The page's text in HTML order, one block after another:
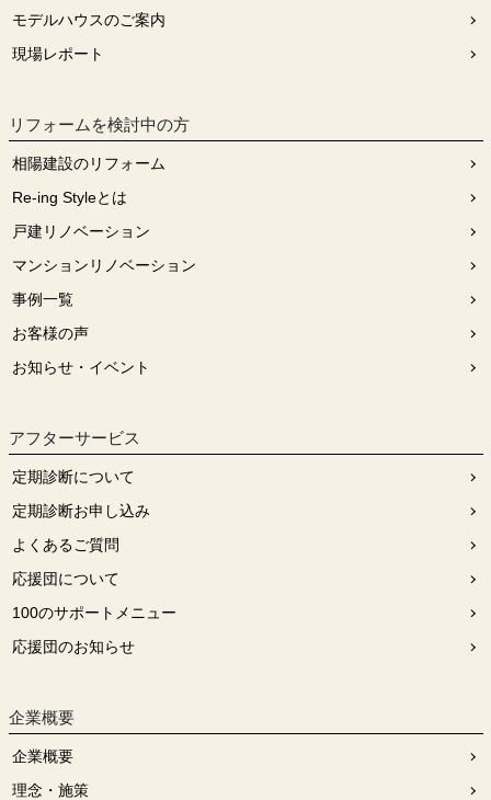
モデルハウスのご案内
現場レポート
リフォームを検討中の⽅
相陽建設のリフォーム
Re-ing Styleとは
戸建リノベーション
マンションリノベーション
事例一覧
お客様の声
お知らせ・イベント
アフターサービス
定期診断について
定期診断お申し込み
よくあるご質問
応援団について
100のサポートメニュー
応援団のお知らせ
企業概要
企業概要
理念・施策